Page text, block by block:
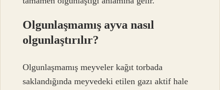
Olgunlaşmamış ayva nasıl
olgunlaştırılır?
Olgunlaşmamış meyveler kağıt torbada
saklandığında meyvedeki etilen gazı aktif hale